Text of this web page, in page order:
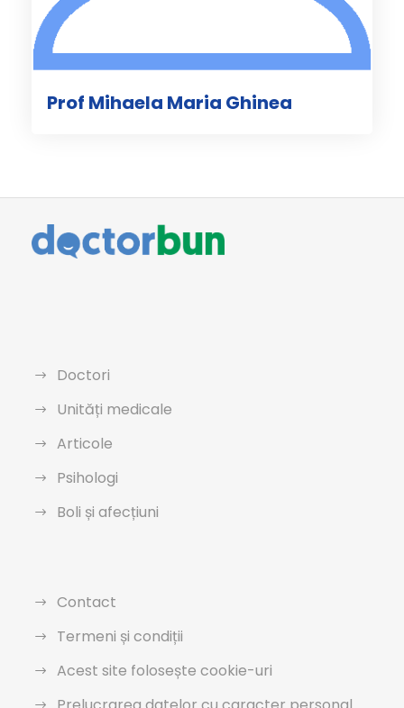
Prof Mihaela Maria Ghinea
Doctori
Unități medicale
Articole
Psihologi
Boli și afecțiuni
Contact
Termeni și condiții
Acest site folosește cookie-uri